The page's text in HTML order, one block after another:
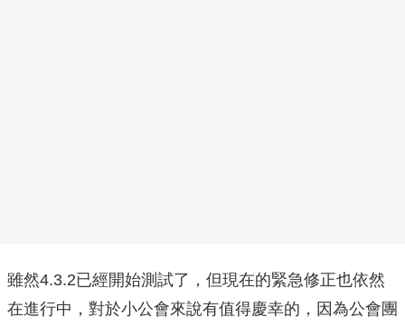
雖然4.3.2已經開始測試了，但現在的緊急修正也依然
在進行中，對於小公會來說有值得慶幸的，因為公會團